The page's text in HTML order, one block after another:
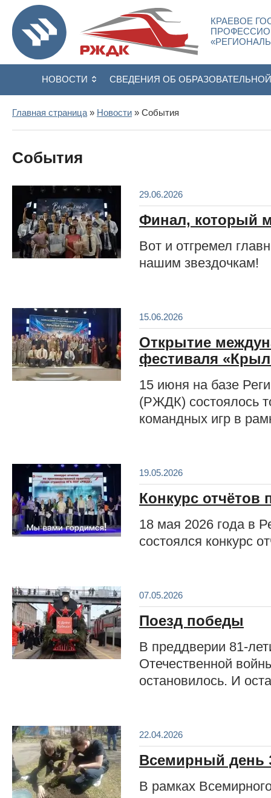
КРАЕВОЕ
НОВОСТИ СВЕДЕНИЯ ОБ
Главная страница » Новости » События
События
29.06.2026
Финал, который
Вот и отгремел
нашим звездочкам!
15.06.2026
Открытие
фестиваля
15 июня на базе
(РЖДК) состоялось
командных игр в
19.05.2026
Конкурс отчётов
18 мая 2026 года в
состоялся конкурс
07.05.2026
Поезд победы
В преддверии 81-
Отечественной
остановилось. И
22.04.2026
Всемирный день
В рамках